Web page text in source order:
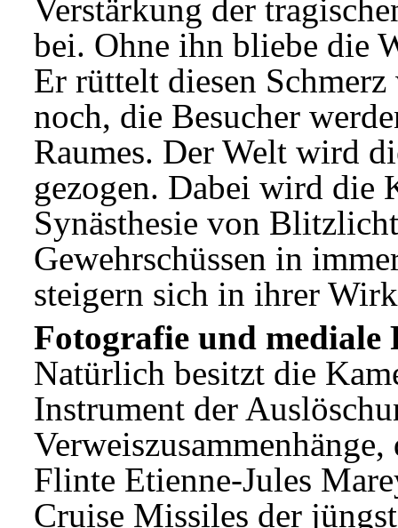
Verstärkung der
bei. Ohne ihn bliebe die
Er rüttelt diesen
noch, die Besucher
Raumes. Der Welt wird
gezogen. Dabei wird die
Synästhesie von
Gewehrschüssen in
steigern sich in ihrer
Fotografie und mediale
Natürlich besitzt die
Instrument der
Flinte Etienne-Jules
Cruise Missiles der